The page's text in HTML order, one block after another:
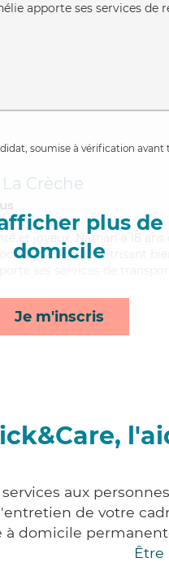
apporte ses services de
soumise à vérification avant
plus de
domicile
Je m'inscris
La Crèche
et joyeux, Nathan a 18
(DEAVS). Maitrisant
services aux
de votre
à domicile
Être